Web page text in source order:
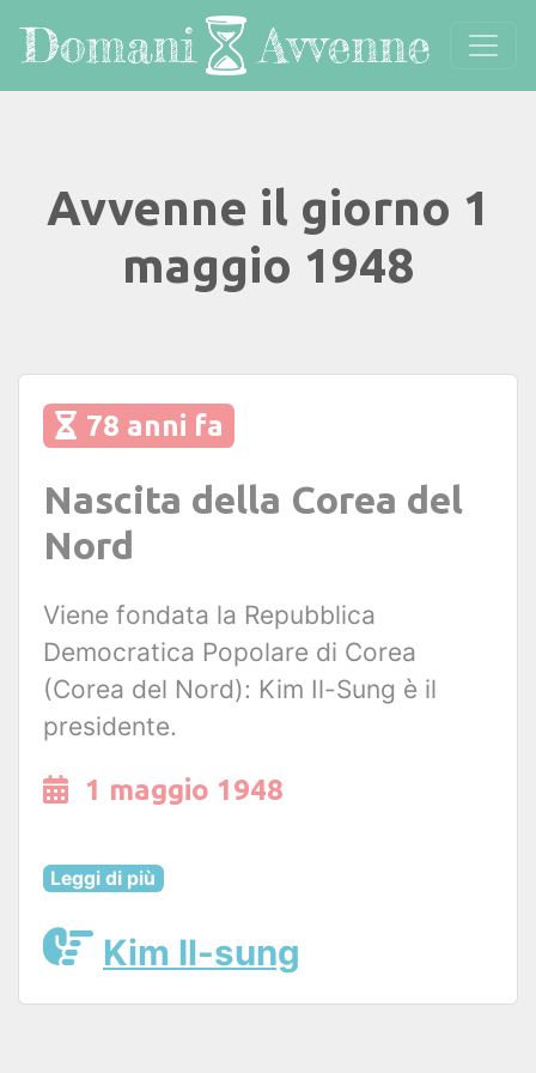
Avvenne il giorno 1
maggio 1948
78 anni fa
Nascita della Corea del
Nord
Viene fondata la Repubblica
Democratica Popolare di Corea
(Corea del Nord): Kim Il-Sung è il
presidente.
1 maggio 1948
Leggi di più
Kim Il-sung